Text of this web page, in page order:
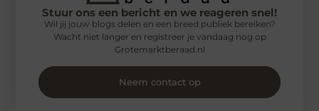
Stuur ons een bericht en we reageren snel!
Wil jij jouw blogs delen en een breed publiek bereiken?
Wacht niet langer en registreer je vandaag nog op
Grotemarktberaad.nl
Neem contact op